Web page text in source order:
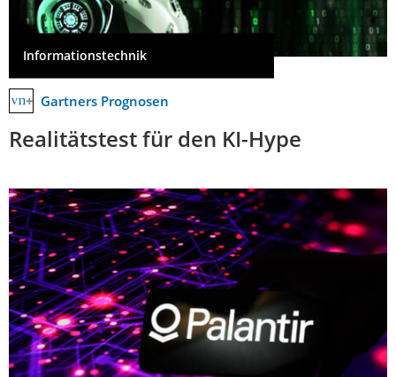
Informationstechnik
Gartners Prognosen
Realitätstest für den KI-Hype